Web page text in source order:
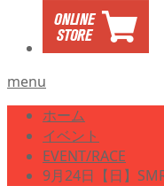
menu
ホーム
イベント
EVENT/RACE
9月24日【日】